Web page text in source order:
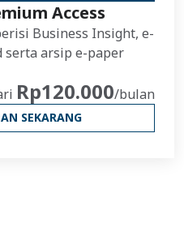
Access
Business Insight, e-
serta arsip e-paper
Rp120.000/bulan
SEKARANG